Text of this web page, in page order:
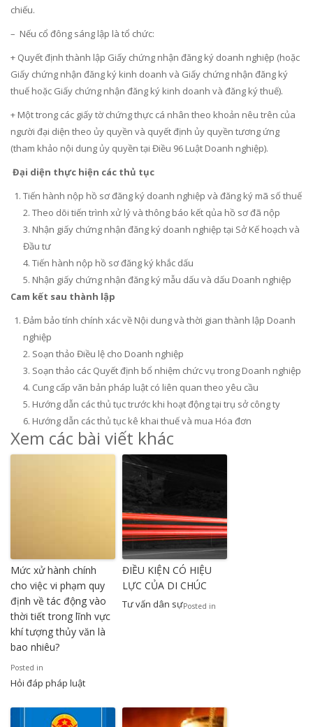
chiếu.
– Nếu cổ đông sáng lập là tổ chức:
+ Quyết định thành lập Giấy chứng nhận đăng ký doanh nghiệp (hoặc
Giấy chứng nhận đăng ký kinh doanh và Giấy chứng nhận đăng ký
thuế hoặc Giấy chứng nhận đăng ký kinh doanh và đăng ký thuế).
+ Một trong các giấy tờ chứng thực cá nhân theo khoản nêu trên của
người đại diện theo ủy quyền và quyết định ủy quyền tương ứng
(tham khảo nội dung ủy quyền tại Điều 96 Luật Doanh nghiệp).
Đại diện thực hiện các thủ tục
Tiến hành nộp hồ sơ đăng ký doanh nghiệp và đăng ký mã số thuế
2. Theo dõi tiến trình xử lý và thông báo kết qủa hồ sơ đã nộp
3. Nhận giấy chứng nhận đăng ký doanh nghiệp tại Sở Kế hoạch và
Đầu tư
4. Tiến hành nộp hồ sơ đăng ký khắc dấu
5. Nhận giấy chứng nhận đăng ký mẫu dấu và dấu Doanh nghiệp
Cam kết sau thành lập
Đảm bảo tính chính xác về Nội dung và thời gian thành lập Doanh
nghiệp
2. Soạn thảo Điều lệ cho Doanh nghiệp
3. Soạn thảo các Quyết định bổ nhiệm chức vụ trong Doanh nghiệp
4. Cung cấp văn bản pháp luật có liên quan theo yêu cầu
5. Hướng dẫn các thủ tục trước khi hoạt động tại trụ sở công ty
6. Hướng dẫn các thủ tục kê khai thuế và mua Hóa đơn
Xem các bài viết khác
Mức xử hành chính
cho việc vi phạm quy
định về tác động vào
thời tiết trong lĩnh vực
khí tượng thủy văn là
bao nhiêu?
Posted in
Hỏi đáp pháp luật
ĐIỀU KIỆN CÓ HIỆU
LỰC CỦA DI CHÚC
Posted in
Tư vấn dân sự